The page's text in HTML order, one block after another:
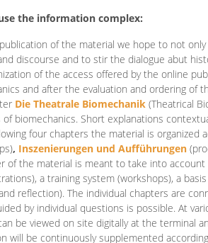
the information complex:
of the material we hope to not
discourse and to stir the dialogue abut
of the access offered by the online
and after the evaluation and ordering of
Die Theatrale Biomechanik (Theatrical
of biomechanics. Short explanations
four chapters the material is organized
, Inszenierungen und Aufführungen
of the material is meant to take into
a training system (workshops), a
reflection). The individual chapters are
by individual questions is possible. At
be viewed on site digitally at the terminal
will be continuously supplemented